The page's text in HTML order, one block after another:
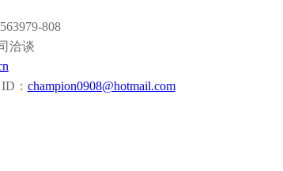
808
洽谈
： champion0908@hotmail.com